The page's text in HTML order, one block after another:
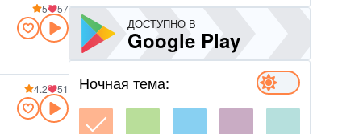
5 57
4.2 51
ДОСТУПНО В
Google Play
Ночная тема: